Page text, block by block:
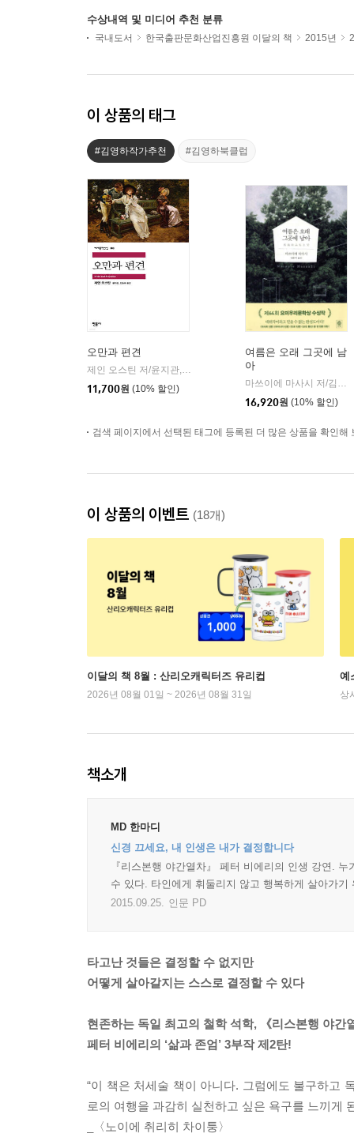
수상내역 및 미디어 추천 분류
국내도서 한국출판문화산업진흥원 이달의 책 2015년
이 상품의 태그
#김영하작가추천 #김영하북클럽
오만과 편견
제인 오스틴 저/윤지관,전승희 공역
민음사
11,700원 (10% 할인)
여름은 오래 그곳에 남
아
마쓰이에 마사시 저/김춘미 역
16,920원 (10% 할인)
검색 페이지에서 선택된 태그에 등록된 더 많은 상품을 확인해
이 상품의 이벤트 (18개)
이달의 책 8월 : 산리오캐릭터즈 유리컵
2026년 08월 01일 ~ 2026년 08월 31일
예
상
책소개
MD 한마디
신경 끄세요, 내 인생은 내가 결정합니다
『리스본행 야간열차』 페터 비에리의 인생 강연.
수 있다. 타인에게 휘둘리지 않고 행복하게 살아가
2015.09.25. 인문 PD
타고난 것들은 결정할 수 없지만
어떻게 살아갈지는 스스로 결정할 수 있다
현존하는 독일 최고의 철학 석학, 《리스본행 야간
페터 비에리의 ‘삶과 존엄’ 3부작 제2탄!
“이 책은 처세술 책이 아니다. 그럼에도 불구하고
로의 여행을 과감히 실천하고 싶은 욕구를 느끼게
_〈노이에 취리히 차이퉁〉